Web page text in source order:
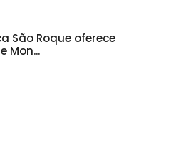
São Roque oferece
Mon...